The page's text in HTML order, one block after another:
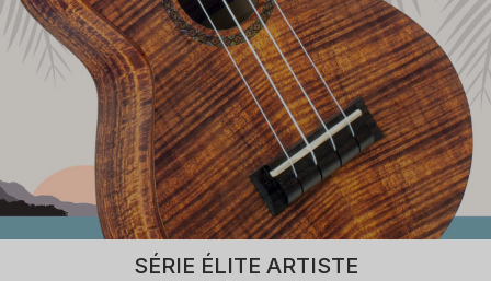
SÉRIE ÉLITE ARTISTE